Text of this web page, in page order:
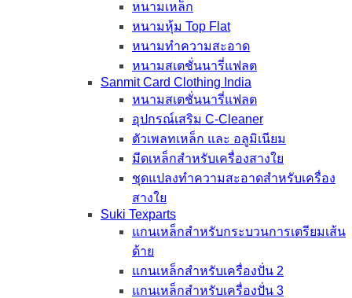
หนามเหล็ก
หนามหุ้ม Top Flat
หนามทำความสะอาด
หนามสเตชั่นนารี่แฟลต
Sanmit Card Clothing India
หนามสเตชั่นนารี่แฟลต
อุปกรณ์เสริม C-Cleaner
ตัวเพลทเหล็ก และ อลูมิเนียม
มีดเหล็กสำหรับเครื่องสางใย
ชุดแปลงทำความสะอาดสำหรับเครื่อง
สางใย
Suki Texparts
แกนเหล็กสำหรับกระบวนการเตรียมเส้น
ด้าย
แกนเหล็กสำหรับเครื่องปั่น 2
แกนเหล็กสำหรับเครื่องปั่น 3